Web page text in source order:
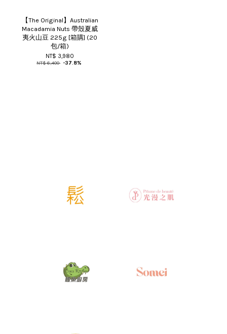
【The Original】Australian
Macadamia Nuts 帶殼夏威
夷火山豆 225g [箱購] (20
包/箱)
NT$ 3,980
NT$ 6,400 -37.8%